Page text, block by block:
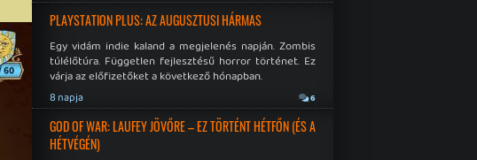
PLAYSTATION PLUS: AZ AUGUSZTUSI HÁRMAS
Egy vidám indie kaland a megjelenés napján. Zombis
túlélőtúra. Független fejlesztésű horror történet. Ez
várja az előfizetőket a következő hónapban.
8 napja 6
GOD OF WAR: LAUFEY JÖVŐRE – EZ TÖRTÉNT HÉTFŐN (ÉS A
HÉTVÉGÉN)